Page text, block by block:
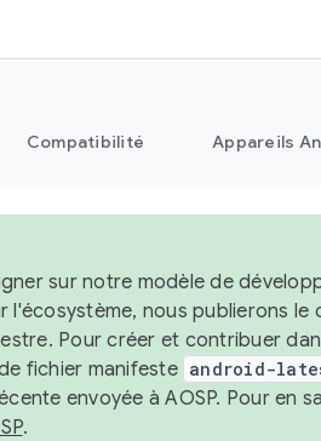
Compatibilité Appareils
sur notre modèle de
nous publierons le
Pour créer et contribuer
fichier manifeste android-
envoyée à AOSP. Pour en
.